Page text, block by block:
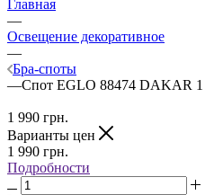
Главная
—
Освещение декоративное
—
Бра-споты
—Спот EGLO 88474 DAKAR 1
1 990 грн.
Варианты цен
1 990 грн.
Подробности